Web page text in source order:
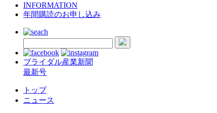
INFORMATION
年間購読のお申し込み
ブライダル産業新聞
最新号
トップ
ニュース